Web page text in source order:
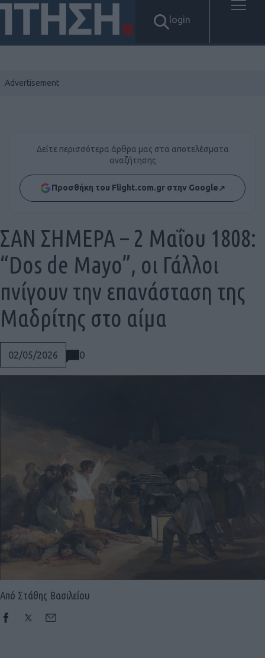
login
Δείτε περισσότερα άρθρα μας στα αποτελέσματα
αναζήτησης
Προσθήκη του Flight.com.gr στην Google↗
02/05/2026 0
ΣΑΝ ΣΗΜΕΡΑ – 2 Μαΐου 1808:
“Dos de Mayo”, oι Γάλλοι
πνίγουν την επανάσταση της
Μαδρίτης στο αίμα
Από Στάθης Βασιλείου